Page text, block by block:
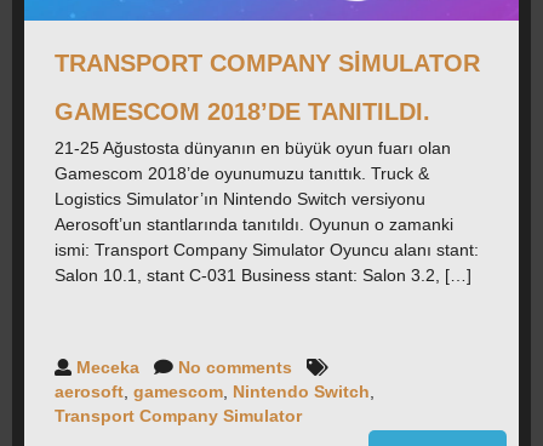
TRANSPORT COMPANY SIMULATOR
GAMESCOM 2018’DE TANITILDI.
21-25 Ağustosta dünyanın en büyük oyun fuarı olan
Gamescom 2018’de oyunumuzu tanıttık. Truck &
Logistics Simulator’ın Nintendo Switch versiyonu
Aerosoft’un stantlarında tanıtıldı. Oyunun o zamanki
ismi: Transport Company Simulator Oyuncu alanı stant:
Salon 10.1, stant C-031 Business stant: Salon 3.2, […]
Meceka
No comments
aerosoft gamescom Nintendo Switch
Transport Company Simulator